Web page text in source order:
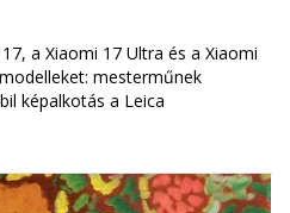
a Xiaomi 17 Ultra és a Xiaomi
mesterműnek
képalkotás a Leica